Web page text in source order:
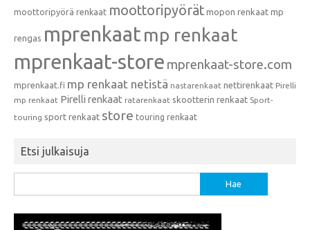
moottoripyörä renkaat moottoripyörät mopon renkaat mp
rengas mprenkaat mp renkaat
mprenkaat-store mprenkaat-store.com
mprenkaat.fi mp renkaat netistä nastarenkaat nettirenkaat Pirelli
mp renkaat Pirelli renkaat ratarenkaat skootterin renkaat Sport-
touring sport renkaat store touring renkaat
Etsi julkaisuja